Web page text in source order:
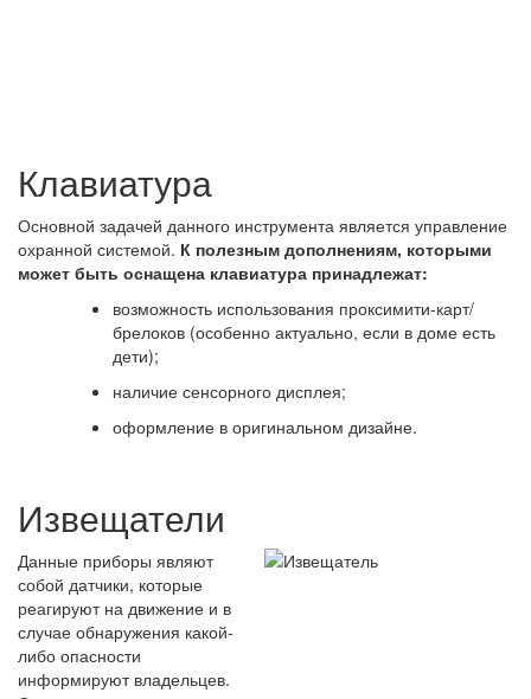
Клавиатура
Основной задачей данного инструмента является управление
охранной системой. К полезным дополнениям, которыми
может быть оснащена клавиатура принадлежат:
возможность использования проксимити-карт/
брелоков (особенно актуально, если в доме есть
дети);
наличие сенсорного дисплея;
оформление в оригинальном дизайне.
Извещатели
Данные приборы являют
собой датчики, которые
реагируют на движение и в
случае обнаружения какой-
либо опасности
информируют владельцев.